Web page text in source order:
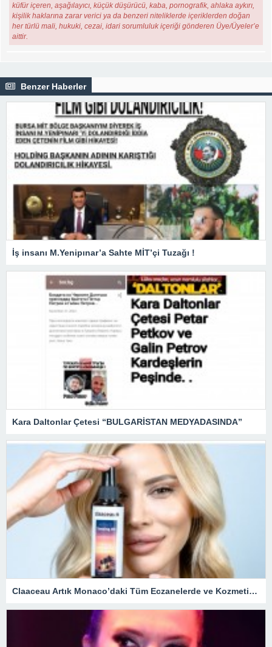
küfür içeren, aşağılayıcı, küçük düşürücü, kaba, pornografik, ahlaka aykırı,
kişilik haklarına zarar verici ya da benzeri niteliklerde içeriklerden doğan
her türlü mali, hukuki, cezai, idari sorumluluk içeriği gönderen Üye/Üyeler’e
aittir.
Benzer Haberler
İş insanı M.Yenipınar’a Sahte MİT’çi Tuzağı !
Kara Daltonlar Çetesi “BULGARİSTAN MEDYADASINDA”
Claaceau Artık Monaco’daki Tüm Eczanelerde ve Kozmetik Mağazalarında.